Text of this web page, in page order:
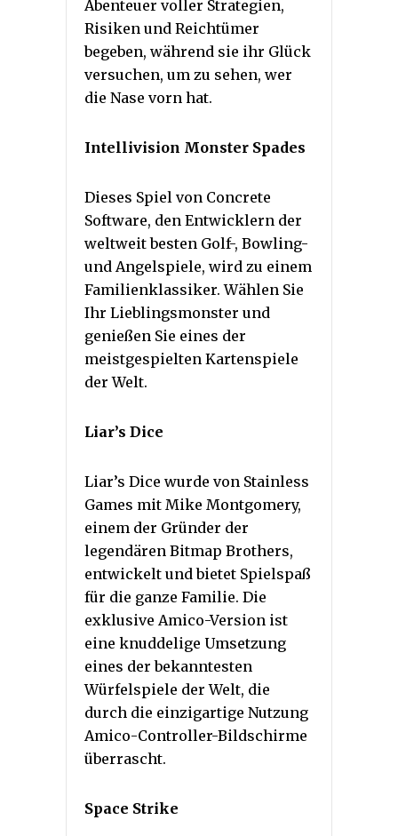
Abenteuer voller Strategien,
Risiken und Reichtümer
begeben, während sie ihr Glück
versuchen, um zu sehen, wer
die Nase vorn hat.
Intellivision Monster Spades
Dieses Spiel von Concrete
Software, den Entwicklern der
weltweit besten Golf-, Bowling-
und Angelspiele, wird zu einem
Familienklassiker. Wählen Sie
Ihr Lieblingsmonster und
genießen Sie eines der
meistgespielten Kartenspiele
der Welt.
Liar’s Dice
Liar’s Dice wurde von Stainless
Games mit Mike Montgomery,
einem der Gründer der
legendären Bitmap Brothers,
entwickelt und bietet Spielspaß
für die ganze Familie. Die
exklusive Amico-Version ist
eine knuddelige Umsetzung
eines der bekanntesten
Würfelspiele der Welt, die
durch die einzigartige Nutzung
Amico-Controller-Bildschirme
überrascht.
Space Strike